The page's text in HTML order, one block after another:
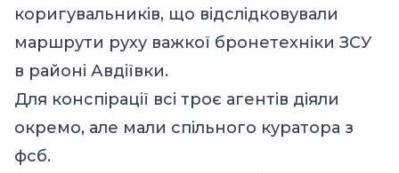
коригувальників, що відслідковували
маршрути руху важкої бронетехніки ЗСУ
в районі Авдіївки.
Для конспірації всі троє агентів діяли
окремо, але мали спільного куратора з
фсб.